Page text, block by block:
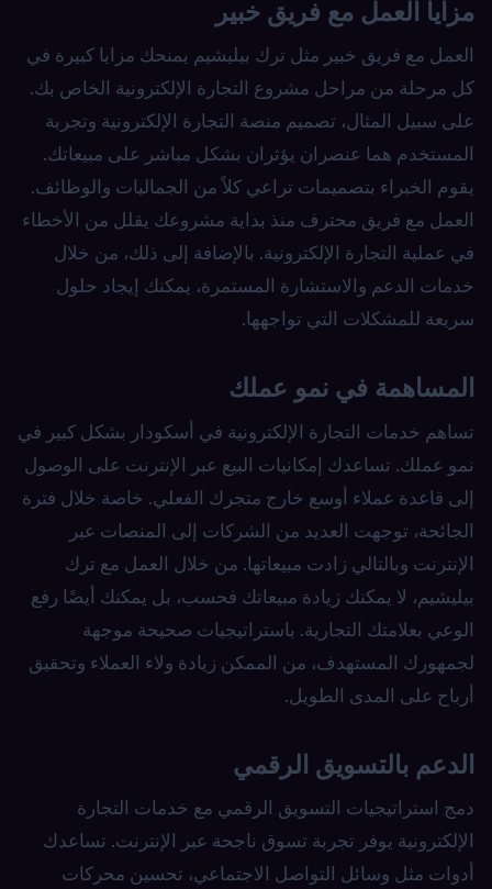
مزايا العمل مع فريق خبير
العمل مع فريق خبير مثل ترك بيليشيم يمنحك مزايا كبيرة في
كل مرحلة من مراحل مشروع التجارة الإلكترونية الخاص بك.
على سبيل المثال، تصميم منصة التجارة الإلكترونية وتجربة
المستخدم هما عنصران يؤثران بشكل مباشر على مبيعاتك.
يقوم الخبراء بتصميمات تراعي كلاً من الجماليات والوظائف.
العمل مع فريق محترف منذ بداية مشروعك يقلل من الأخطاء
في عملية التجارة الإلكترونية. بالإضافة إلى ذلك، من خلال
خدمات الدعم والاستشارة المستمرة، يمكنك إيجاد حلول
سريعة للمشكلات التي تواجهها.
المساهمة في نمو عملك
تساهم خدمات التجارة الإلكترونية في أسكودار بشكل كبير في
نمو عملك. تساعدك إمكانيات البيع عبر الإنترنت على الوصول
إلى قاعدة عملاء أوسع خارج متجرك الفعلي. خاصة خلال فترة
الجائحة، توجهت العديد من الشركات إلى المنصات عبر
الإنترنت وبالتالي زادت مبيعاتها. من خلال العمل مع ترك
بيليشيم، لا يمكنك زيادة مبيعاتك فحسب، بل يمكنك أيضًا رفع
الوعي بعلامتك التجارية. باستراتيجيات صحيحة موجهة
لجمهورك المستهدف، من الممكن زيادة ولاء العملاء وتحقيق
أرباح على المدى الطويل.
الدعم بالتسويق الرقمي
دمج استراتيجيات التسويق الرقمي مع خدمات التجارة
الإلكترونية يوفر تجربة تسوق ناجحة عبر الإنترنت. تساعدك
أدوات مثل وسائل التواصل الاجتماعي، تحسين محركات